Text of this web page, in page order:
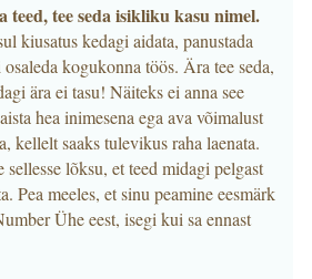
teed, tee seda isikliku kasu nimel.
kiusatus kedagi aidata, panustada
osaleda kogukonna töös. Ära tee seda,
ära ei tasu! Näiteks ei anna see
hea inimesena ega ava võimalust
kellelt saaks tulevikus raha laenata.
lõksu, et teed midagi pelgast
Pea meeles, et sinu peamine eesmärk
Ühe eest, isegi kui sa ennast